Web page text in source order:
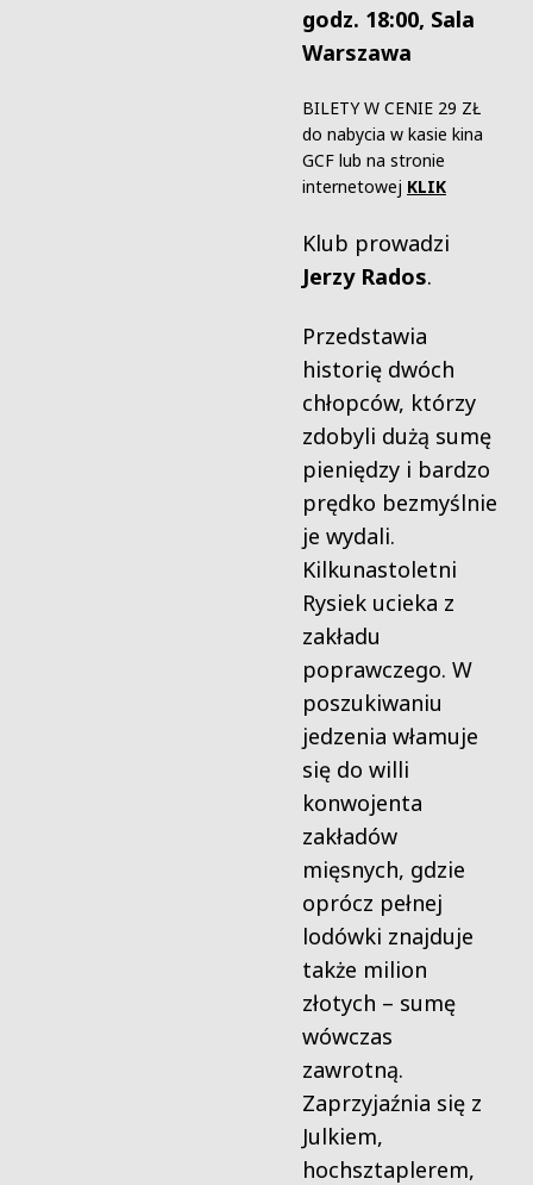
godz. 18:00, Sala
Warszawa
BILETY W CENIE 29 ZŁ
do nabycia w kasie kina
GCF lub na stronie
internetowej KLIK
Klub prowadzi
Jerzy Rados.
Przedstawia
historię dwóch
chłopców, którzy
zdobyli dużą sumę
pieniędzy i bardzo
prędko bezmyślnie
je wydali.
Kilkunastoletni
Rysiek ucieka z
zakładu
poprawczego. W
poszukiwaniu
jedzenia włamuje
się do willi
konwojenta
zakładów
mięsnych, gdzie
oprócz pełnej
lodówki znajduje
także milion
złotych – sumę
wówczas
zawrotną.
Zaprzyjaźnia się z
Julkiem,
hochsztaplerem,